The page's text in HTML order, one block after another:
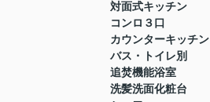
対面式キッチン
コンロ３口
カウンターキッチン
バス・トイレ別
追焚機能浴室
洗髪洗面化粧台